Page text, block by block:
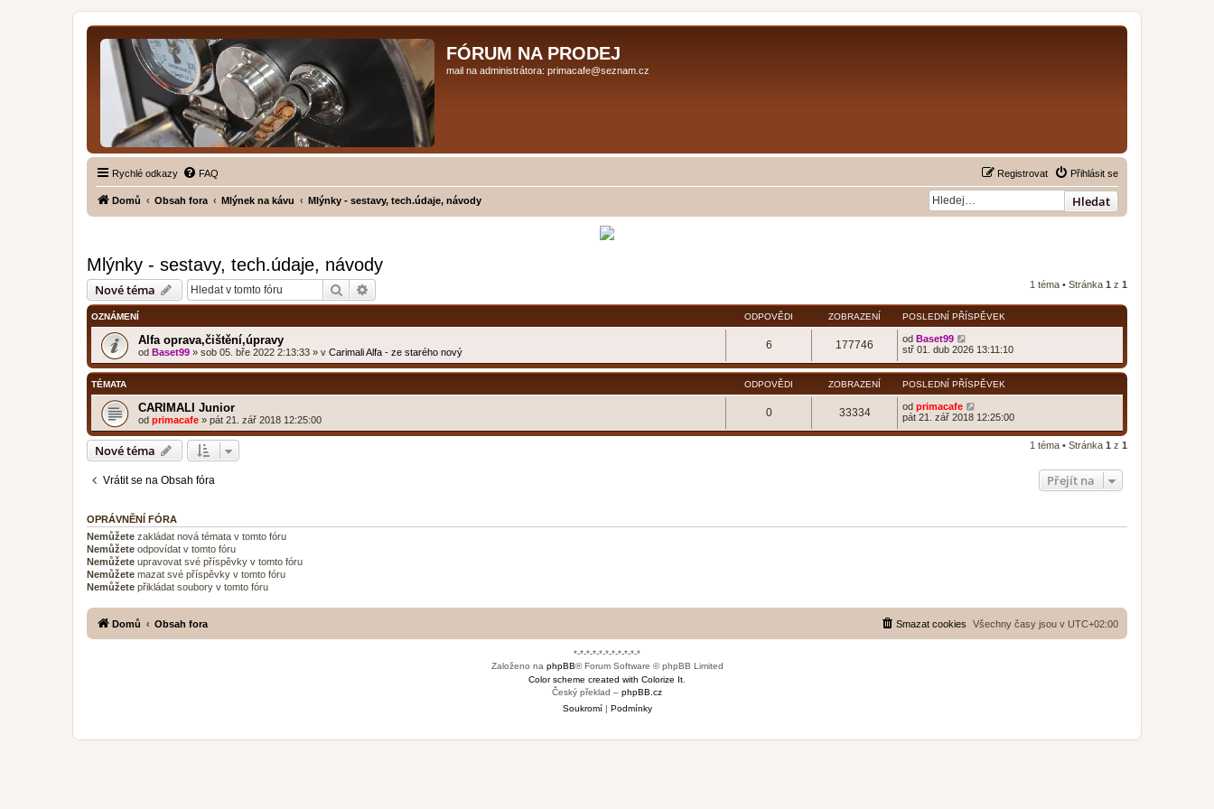
FÓRUM NA PRODEJ
mail na administrátora: primacafe@seznam.cz
Rychlé odkazy FAQ Přihlásit se
Registrovat
Domů Obsah fora Mlýnek na kávu Mlýnky - sestavy, tech.údaje, návody Hledat
Mlýnky - sestavy, tech.údaje, návody
Nové téma Hledat 1 téma • Stránka 1 z 1
OZNÁMENÍ ODPOVĚDI ZOBRAZENÍ POSLEDNÍ PŘÍSPĚVEK
Alfa oprava,čištění,úpravy
od Baset99 » sob 05. bře 2022 2:13:33 » v Carimali Alfa - ze starého nový
6 177746 od Baset99
stř 01. dub 2026 13:11:10
TÉMATA ODPOVĚDI ZOBRAZENÍ POSLEDNÍ PŘÍSPĚVEK
CARIMALI Junior
od primacafe » pát 21. zář 2018 12:25:00
0 33334 od primacafe
pát 21. zář 2018 12:25:00
Nové téma 1 téma • Stránka 1 z 1
Vrátit se na Obsah fóra Přejít na
OPRÁVNĚNÍ FÓRA
Nemůžete zakládat nová témata v tomto fóru
Nemůžete odpovídat v tomto fóru
Nemůžete upravovat své příspěvky v tomto fóru
Nemůžete mazat své příspěvky v tomto fóru
Nemůžete přikládat soubory v tomto fóru
Domů Obsah fora Všechny časy jsou v UTC+02:00
Smazat cookies
*-*-*-*-*-*-*-*-*-*-*
Založeno na phpBB® Forum Software © phpBB Limited
Color scheme created with Colorize It.
Český překlad – phpBB.cz
Soukromí| Podmínky